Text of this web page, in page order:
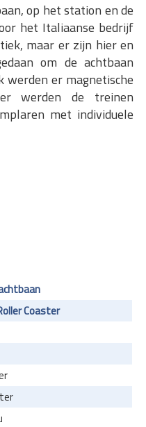
op het station en de
het Italiaanse bedrijf
maar er zijn hier en
om de achtbaan
werden er magnetische
werden de treinen
met individuele
Coaster